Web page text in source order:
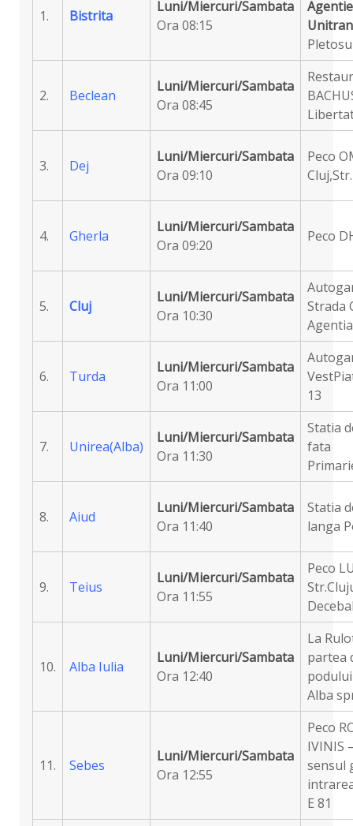
1. Bistrita
Luni/Miercuri/Sambata
Ora 08:15
2. Beclean
Luni/Miercuri/Sambata
Ora 08:45
3. Dej
Luni/Miercuri/Sambata
Ora 09:10
Peco
4. Gherla
Luni/Miercuri/Sambata
Ora 09:20
Peco
5. Cluj
Luni/Miercuri/Sambata
Ora 10:30
Strada
6. Turda
Luni/Miercuri/Sambata
Ora 11:00
13
7. Unirea(Alba)
Luni/Miercuri/Sambata
Ora 11:30
Statia
fata
8. Aiud
Luni/Miercuri/Sambata
Ora 11:40
Statia
langa
9. Teius
Luni/Miercuri/Sambata
Ora 11:55
Peco
10. Alba Iulia
Luni/Miercuri/Sambata
Ora 12:40
La
partea
Alba
11. Sebes
Luni/Miercuri/Sambata
Ora 12:55
Peco
IVINIS
sensul
E 81